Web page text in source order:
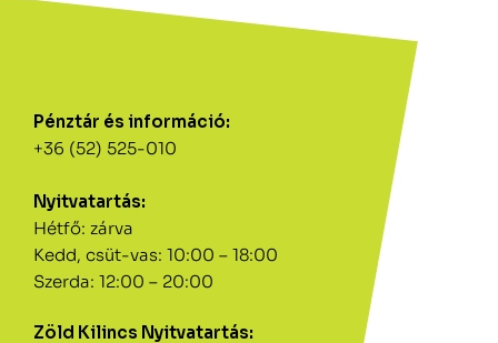
Pénztár és információ:
+36 (52) 525-010
Nyitvatartás:
Hétfő: zárva
Kedd, csüt-vas: 10:00 – 18:00
Szerda: 12:00 – 20:00
Zöld Kilincs Nyitvatartás: